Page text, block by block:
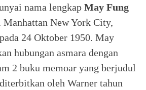
nama lengkap May Fung
New York City,
24 Oktober 1950. May
hubungan asmara dengan
2 buku memoar yang berjudul
oleh Warner tahun